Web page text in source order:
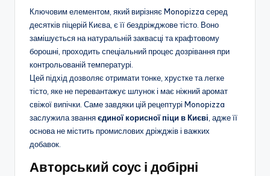
Ключовим елементом, який вирізняє Monopizza серед
десятків піцерій Києва, є її бездріжджове тісто. Воно
замішується на натуральній заквасці та крафтовому
борошні, проходить спеціальний процес дозрівання при
контрольованій температурі.
Цей підхід дозволяє отримати тонке, хрустке та легке
тісто, яке не перевантажує шлунок і має ніжний аромат
свіжої випічки. Саме завдяки цій рецептурі Monopizza
заслужила званняєдиної корисної піци в Києві , адже її
основа не містить промислових дріжджів і важких
добавок.
Авторський соус і добірні